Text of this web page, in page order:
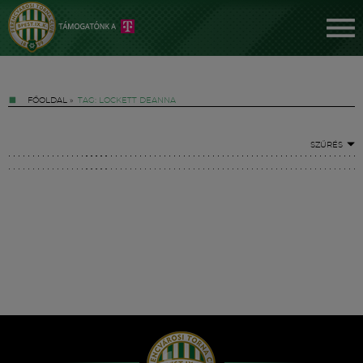
FŐOLDAL » TAG: LOCKETT DEANNA
SZŰRÉS
Hírek